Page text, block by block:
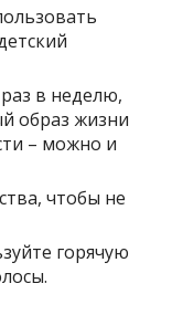
в неделю,
образ жизни
– можно и
чтобы не
горячую